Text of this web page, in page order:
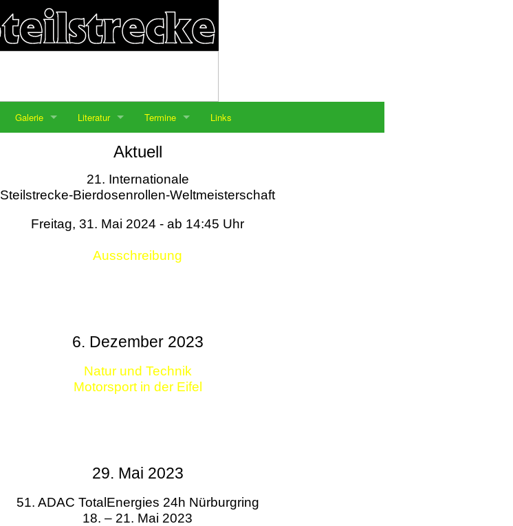
Galerie Literatur Termine Links
Aktuell
21. Internationale
Steilstrecke-Bierdosenrollen-Weltmeisterschaft
Freitag, 31. Mai 2024 - ab 14:45 Uhr
Ausschreibung
6. Dezember 2023
Natur und Technik
Motorsport in der Eifel
29. Mai 2023
51. ADAC TotalEnergies 24h Nürburgring
18. – 21. Mai 2023